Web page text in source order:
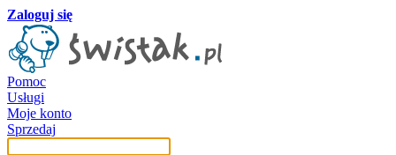
Zaloguj się
Pomoc
Usługi
Moje konto
Sprzedaj